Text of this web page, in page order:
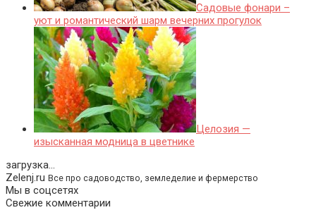
Садовые фонари –
уют и романтический шарм вечерних прогулок
Целозия —
изысканная модница в цветнике
загрузка...
Zelenj.ru Все про садоводство, земледелие и фермерство
Мы в соцсетях
Свежие комментарии